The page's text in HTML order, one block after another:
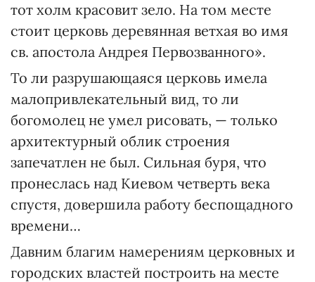
тот холм красовит зело. На том месте
стоит церковь деревянная ветхая во имя
св. апостола Андрея Первозванного».
То ли разрушающаяся церковь имела
малопривлекательный вид, то ли
богомолец не умел рисовать, — только
архитектурный облик строения
запечатлен не был. Сильная буря, что
пронеслась над Киевом четверть века
спустя, довершила работу беспощадного
времени…
Давним благим намерениям церковных и
городских властей построить на месте